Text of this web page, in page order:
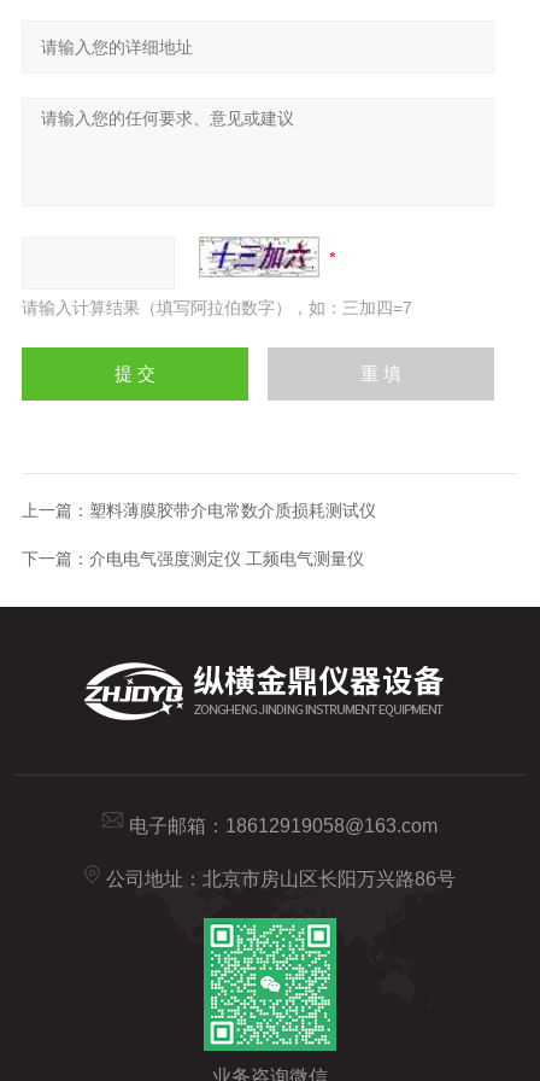
请输入计算结果（填写阿拉伯数字），如：三加四=7
上一篇： 塑料薄膜胶带介电常数介质损耗测试仪
下一篇： 介电电气强度测定仪 工频电气测量仪
电子邮箱： 18612919058@163.com
公司地址：北京市房山区长阳万兴路86号
业务咨询微信